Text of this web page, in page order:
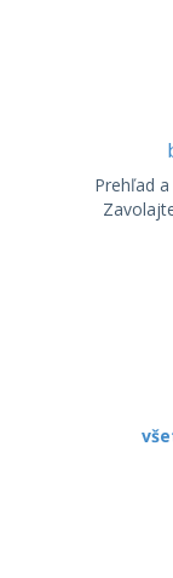
Prehľad